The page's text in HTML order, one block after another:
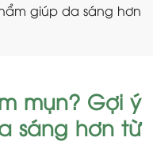
giúp da sáng hơn
mụn? Gợi ý
sáng hơn từ